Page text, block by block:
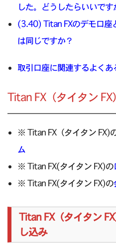
した。どうしたらいいです
(3.40) Titan FXのデモ口座
は同じですか？
取引口座に関連するよくあ
Titan FX（タイタン
※ Titan FX（タイタン FX)
ム
※ Titan FX(タイタン FX)の
※ Titan FX(タイタン FX)の
Titan FX（タイタン
し込み